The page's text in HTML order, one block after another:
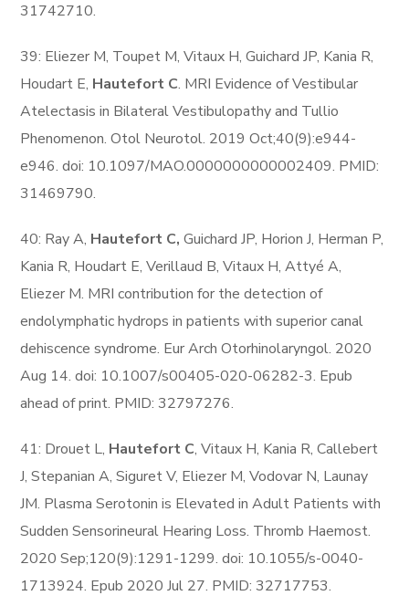
31742710.
39: Eliezer M, Toupet M, Vitaux H, Guichard JP, Kania R,
Houdart E, Hautefort C. MRI Evidence of Vestibular
Atelectasis in Bilateral Vestibulopathy and Tullio
Phenomenon. Otol Neurotol. 2019 Oct;40(9):e944-
e946. doi: 10.1097/MAO.0000000000002409. PMID:
31469790.
40: Ray A, Hautefort C, Guichard JP, Horion J, Herman P,
Kania R, Houdart E, Verillaud B, Vitaux H, Attyé A,
Eliezer M. MRI contribution for the detection of
endolymphatic hydrops in patients with superior canal
dehiscence syndrome. Eur Arch Otorhinolaryngol. 2020
Aug 14. doi: 10.1007/s00405-020-06282-3. Epub
ahead of print. PMID: 32797276.
41: Drouet L, Hautefort C, Vitaux H, Kania R, Callebert
J, Stepanian A, Siguret V, Eliezer M, Vodovar N, Launay
JM. Plasma Serotonin is Elevated in Adult Patients with
Sudden Sensorineural Hearing Loss. Thromb Haemost.
2020 Sep;120(9):1291-1299. doi: 10.1055/s-0040-
1713924. Epub 2020 Jul 27. PMID: 32717753.